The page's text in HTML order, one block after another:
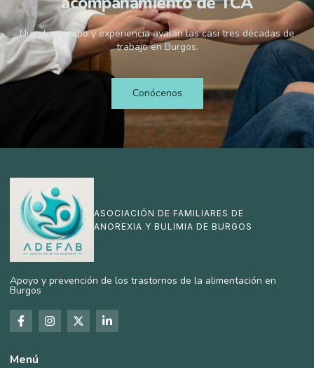
Nuestro equipo y experiencia avalan las casi tres décadas de
trabajo en Burgos.
Conócenos
ASOCIACIÓN DE FAMILIARES DE
ANOREXIA Y BULIMIA DE BURGOS
Apoyo y prevención de los trastornos de la alimentación en
Burgos
Menú